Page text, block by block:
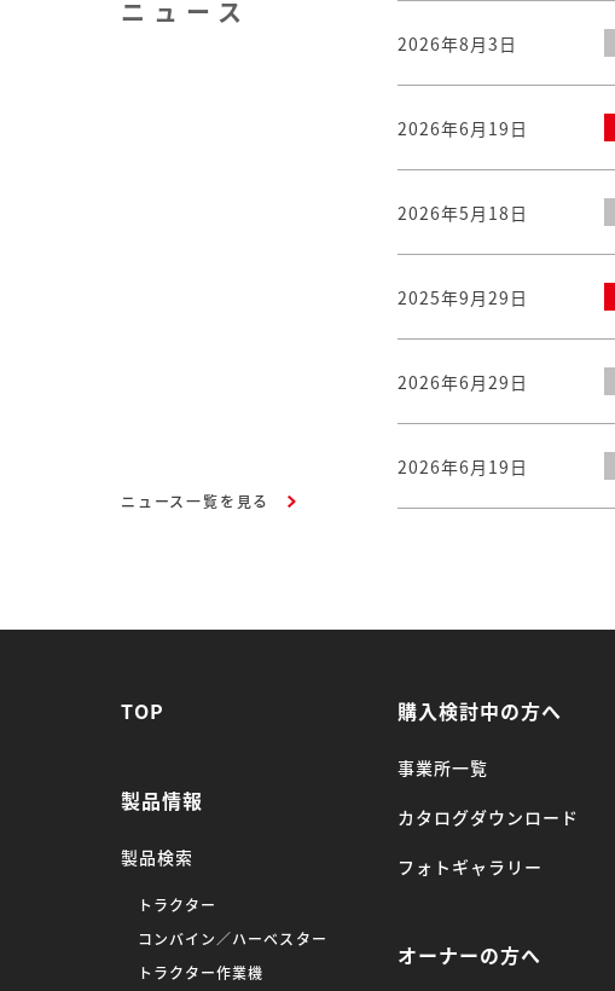
ニュース
ニュース一覧を見る
2026年8月3日
2026年6月19日
2026年5月18日
2025年9月29日
2026年6月29日
2026年6月19日
TOP
製品情報
製品検索
トラクター
コンバイン／ハーベスター
トラクター作業機
購入検討中の方へ
事業所一覧
カタログダウンロード
フォトギャラリー
オーナーの方へ